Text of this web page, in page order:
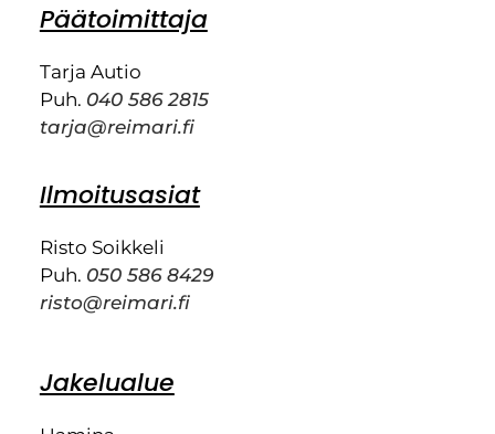
Päätoimittaja
Tarja Autio
Puh. 040 586 2815
tarja@reimari.fi
Ilmoitusasiat
Risto Soikkeli
Puh. 050 586 8429
risto@reimari.fi
Jakelualue